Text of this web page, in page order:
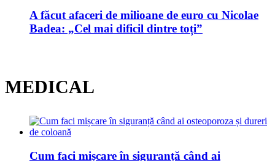
A făcut afaceri de milioane de euro cu Nicolae
Badea: „Cel mai dificil dintre toți”
MEDICAL
Cum faci mișcare în siguranță când ai